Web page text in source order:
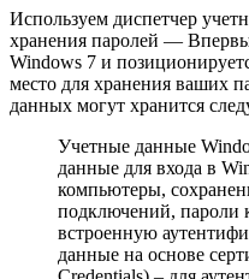
Используем диспетчер
хранения паролей —
Windows 7 и
место для хранения ваших
данных могут хранится
Учетные данные
данные для входа в
компьютеры,
подключений, пароли
встроенную
данные на основе